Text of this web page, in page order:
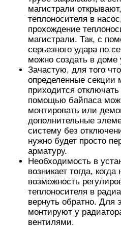
магистрали
теплоносителя в
прохождение
магистрали. Так, с
серьезного удара по
можно создать в доме
Зачастую, для того
определенные секции
приходится
помощью байпаса
монтировать или
дополнительные
систему без
нужно будет просто
арматуру.
Необходимость в
возникает тогда,
возможность
теплоносителя в
вернуть обратно. Для
монтируют у
вентилями.